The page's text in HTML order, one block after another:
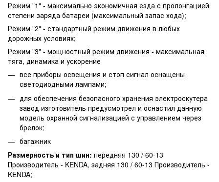
Режим "1" - максимально экономичная езда с пролонгацией
степени заряда батареи (максимальный запас хода);
Режим "2" - стандартный режим движения в любых
дорожных условиях;
Режим "3" - мощностный режим движения - максимальная
тяга, динамика и ускорение
все приборы освещения и стоп сигнал оснащены
светодиодными лампами;
для обеспечения безопасного хранения электроскутера
завод изготовитель предусмотрел и оснастил данную
модель охранной сигнализацией с управлением через
брелок;
багажник
Размерность и тип шин: передняя 130 / 60-13
Производитель - KENDA, задняя 130 / 60-13 Производитель -
KENDA;